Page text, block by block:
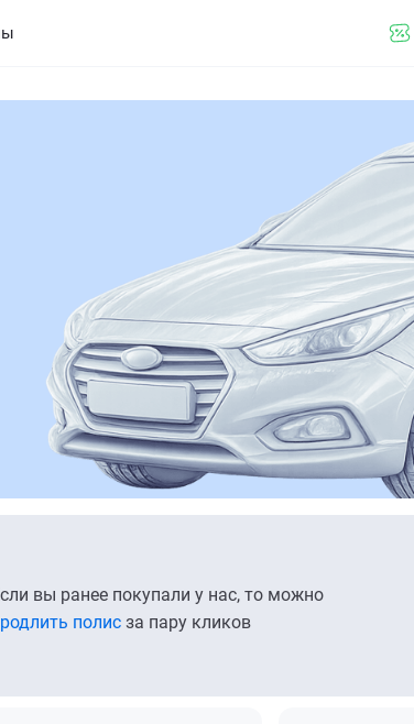
вы ранее покупали у нас, то можно
полис за пару кликов